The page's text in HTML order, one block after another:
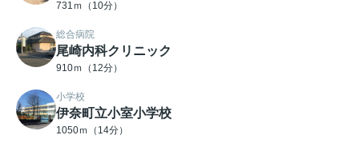
731ｍ（10分）
総合病院
尾崎内科クリニック
910ｍ（12分）
小学校
伊奈町立小室小学校
1050ｍ（14分）